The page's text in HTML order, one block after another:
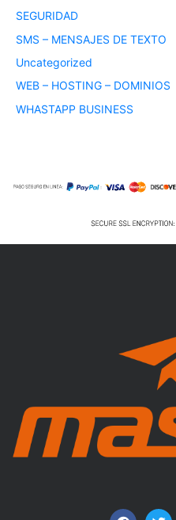
SEGURIDAD
SMS – MENSAJES DE TEXTO
Uncategorized
WEB – HOSTING – DOMINIOS
WHASTAPP BUSINESS